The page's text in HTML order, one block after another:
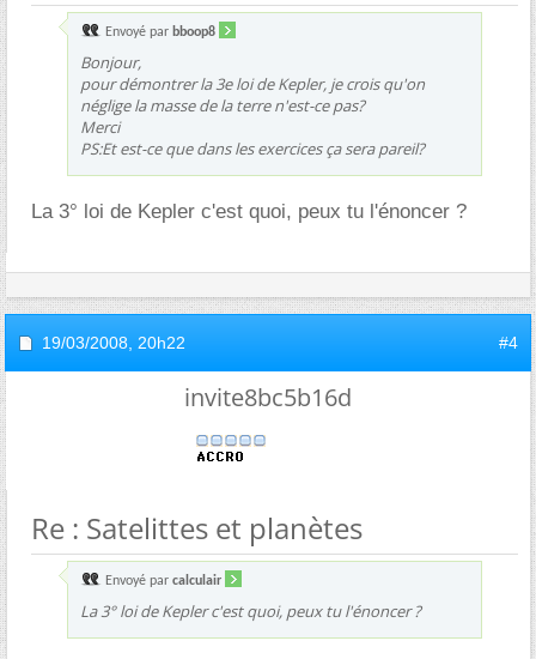
Envoyé par bboop8
Bonjour,
pour démontrer la 3e loi de Kepler, je crois qu'on
néglige la masse de la terre n'est-ce pas?
Merci
PS:Et est-ce que dans les exercices ça sera pareil?
La 3° loi de Kepler c'est quoi, peux tu l'énoncer ?
19/03/2008, 20h22 #4
invite8bc5b16d
Re : Satelittes et planètes
Envoyé par calculair
La 3° loi de Kepler c'est quoi, peux tu l'énoncer ?